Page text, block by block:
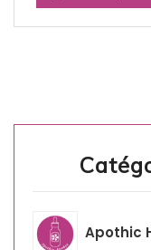
Apothic